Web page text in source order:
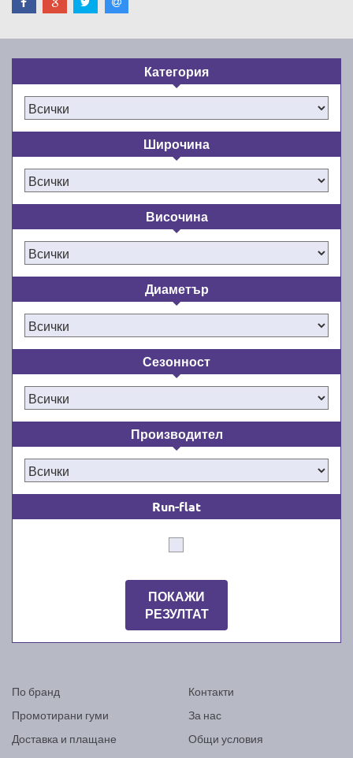
Категория
Широчина
Височина
Диаметър
Сезонност
Производител
Run-flat
ПОКАЖИ
РЕЗУЛТАТ
По бранд
Промотирани гуми
Доставка и плащане
Контакти
За нас
Общи условия